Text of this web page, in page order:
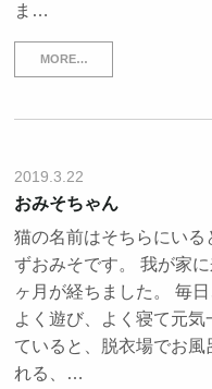
ま…
MORE…
2019.3.22
おみそちゃん
猫の名前はそちらにいる
ずおみそです。 我が家
ヶ月が経ちました。 毎日
よく遊び、よく寝て元
ていると、脱衣場でお風
れる、…